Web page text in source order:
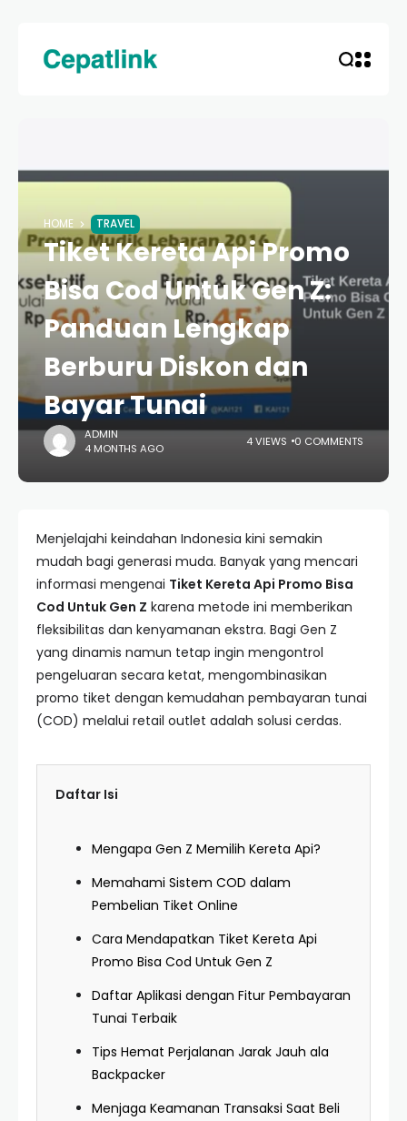
HOME TRAVEL
Tiket Kereta Api Promo
Bisa Cod Untuk Gen Z:
Panduan Lengkap
Berburu Diskon dan
Bayar Tunai
ADMIN
4 MONTHS AGO
4 VIEWS 0 COMMENTS
Menjelajahi keindahan Indonesia kini semakin
mudah bagi generasi muda. Banyak yang mencari
informasi mengenai Tiket Kereta Api Promo Bisa
Cod Untuk Gen Z karena metode ini memberikan
fleksibilitas dan kenyamanan ekstra. Bagi Gen Z
yang dinamis namun tetap ingin mengontrol
pengeluaran secara ketat, mengombinasikan
promo tiket dengan kemudahan pembayaran tunai
(COD) melalui retail outlet adalah solusi cerdas.
Daftar Isi
Mengapa Gen Z Memilih Kereta Api?
Memahami Sistem COD dalam
Pembelian Tiket Online
Cara Mendapatkan Tiket Kereta Api
Promo Bisa Cod Untuk Gen Z
Daftar Aplikasi dengan Fitur Pembayaran
Tunai Terbaik
Tips Hemat Perjalanan Jarak Jauh ala
Backpacker
Menjaga Keamanan Transaksi Saat Beli